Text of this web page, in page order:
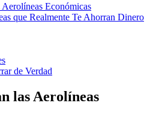
Económicas
que Realmente Te Ahorran Dinero
de Verdad
las Aerolíneas